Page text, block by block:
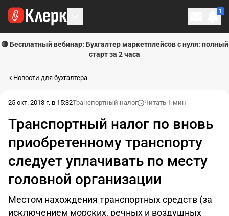
1
🔴 Бесплатный вебинар: Бухгалтер маркетплейсов с нуля: полный
старт за 2 часа
Новости для бухгалтера
25 окт. 2013 г. в 15:32Транспортный налог Читать 1 мин
Транспортный налог по вновь
приобретенному транспорту
следует уплачивать по месту
головной организации
Местом нахождения транспортных средств (за
исключением морских, речных и воздушных